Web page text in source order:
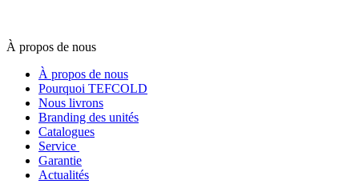
À propos de nous
À propos de nous
Pourquoi TEFCOLD
Nous livrons
Branding des unités
Catalogues
Service
Garantie
Actualités